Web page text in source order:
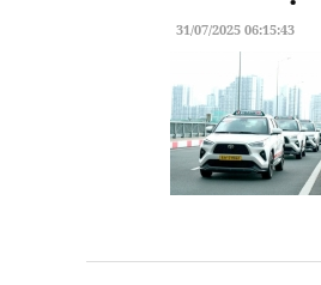
31/07/2025 06:15:43